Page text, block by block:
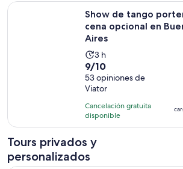
Show de tango
cena opcional en
Aires
La
actividad
dura
3
horas
3 h
9.0
de
10
con
53
opiniones
9/10
53 opiniones de
Viator
Cancelación gratuita
disponible
Show de tango porteño con cena
Tours privados y
personalizados